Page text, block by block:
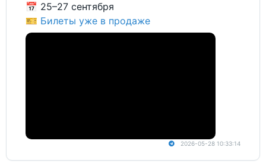
📅 25–27 сентября
🎫 Билеты уже в продаже
2026-05-28 10:33:14